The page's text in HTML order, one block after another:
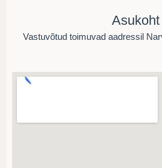
Asukoht
Vastuvõtud toimuvad aadressil